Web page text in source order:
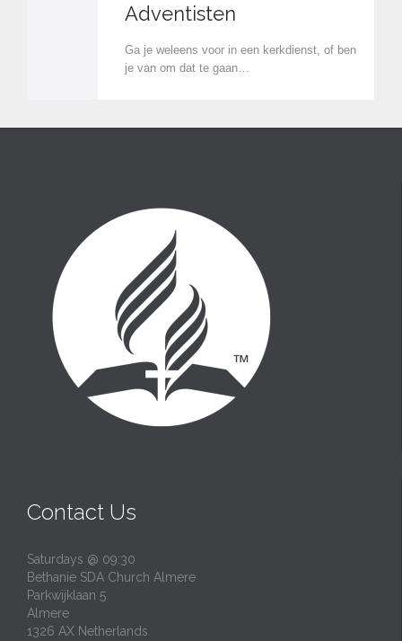
Adventisten
Ga je weleens voor in een kerkdienst, of ben
je van om dat te gaan…
Contact Us
Saturdays @ 09:30
Bethanie SDA Church Almere
Parkwijklaan 5
Almere
1326 AX Netherlands